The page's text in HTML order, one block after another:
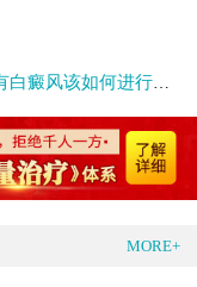
风该如何进行护理呢
MORE+